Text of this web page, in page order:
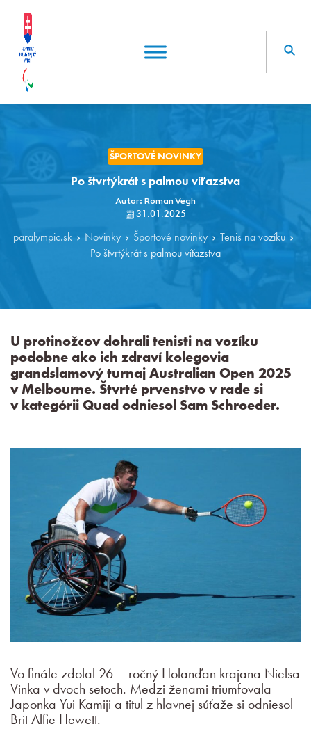
ŠPORTOVÉ NOVINKY
Po štvrtýkrát s palmou víťazstva
Autor: Roman Végh
31.01.2025
paralympic.sk Novinky Športové novinky
Tenis na vozíku
Po štvrtýkrát s palmou víťazstva
U protinožcov dohrali tenisti na vozíku
podobne ako ich zdraví kolegovia
grandslamový turnaj Australian Open 2025
v Melbourne. Štvrté prvenstvo v rade si
v kategórii Quad odniesol Sam Schroeder.
Vo finále zdolal 26 – ročný Holanďan krajana Nielsa
Vinka v dvoch setoch. Medzi ženami triumfovala
Japonka Yui Kamiji a titul z hlavnej súťaže si odniesol
Brit Alfie Hewett.